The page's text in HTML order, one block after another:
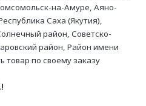
на-Амуре, Аяно-
Саха (Якутия),
район, Советско-
район, Район имени
по своему заказу